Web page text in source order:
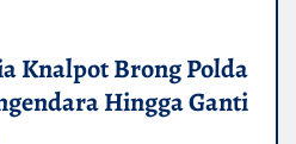
Knalpot Brong Polda
Hingga Ganti